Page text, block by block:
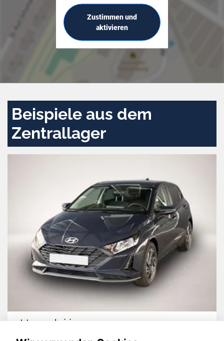
Zustimmen und
aktivieren
Beispiele aus dem
Zentrallager
Hyundai i20